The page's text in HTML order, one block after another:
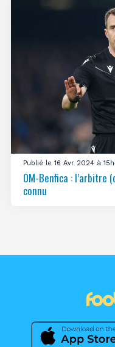
Publié le 16 Avr 2024 à
OM-Benfica : l’arbitre
connu